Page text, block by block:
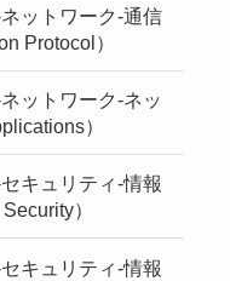
ットワーク-通信
Protocol）
ットワーク-ネッ
）
キュリティ-情報
）
キュリティ-情報